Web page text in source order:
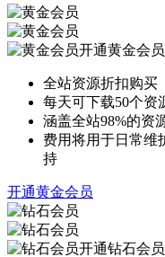
开通黄金会员
全站资源折扣购买
每天可下载50个资
涵盖全站98%的资
费用将用于日常维
持
开通黄金会员
开通钻石会员